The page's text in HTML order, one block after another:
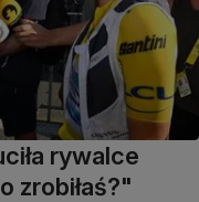
rywalce
zrobiłaś?"